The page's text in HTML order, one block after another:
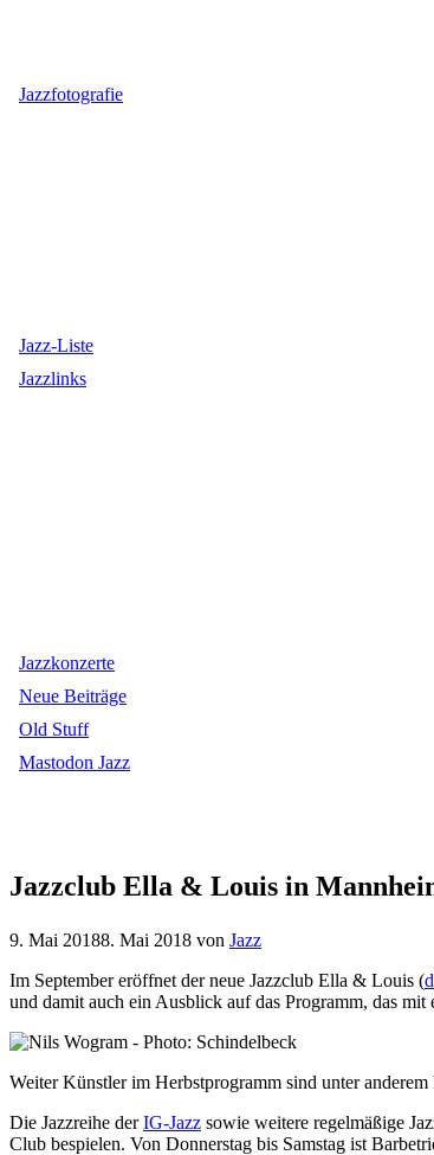
Jazzfotografie
Jazz-Liste
Jazzlinks
Jazzkonzerte
Neue Beiträge
Old Stuff
Mastodon Jazz
Jazzclub Ella & Louis in
9. Mai 20188. Mai 2018 von Jazz
Im September eröffnet der neue Jazzclub Ella & Louis (
und damit auch ein Ausblick auf das Programm, das
Weiter Künstler im Herbstprogramm sind unter
Die Jazzreihe derIG-Jazz sowie weitere regelmäßige
Club bespielen. Von Donnerstag bis Samstag ist